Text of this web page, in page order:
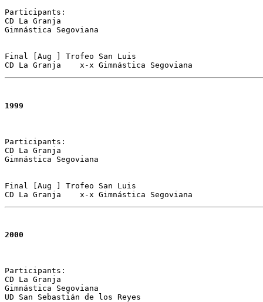
Participants:
CD La Granja
Gimnástica Segoviana
Final [Aug ] Trofeo San Luis
CD La Granja	x-x Gimnástica Segoviana
1999
Participants:
CD La Granja
Gimnástica Segoviana
Final [Aug ] Trofeo San Luis
CD La Granja	x-x Gimnástica Segoviana
2000
Participants:
CD La Granja
Gimnástica Segoviana
UD San Sebastián de los Reyes